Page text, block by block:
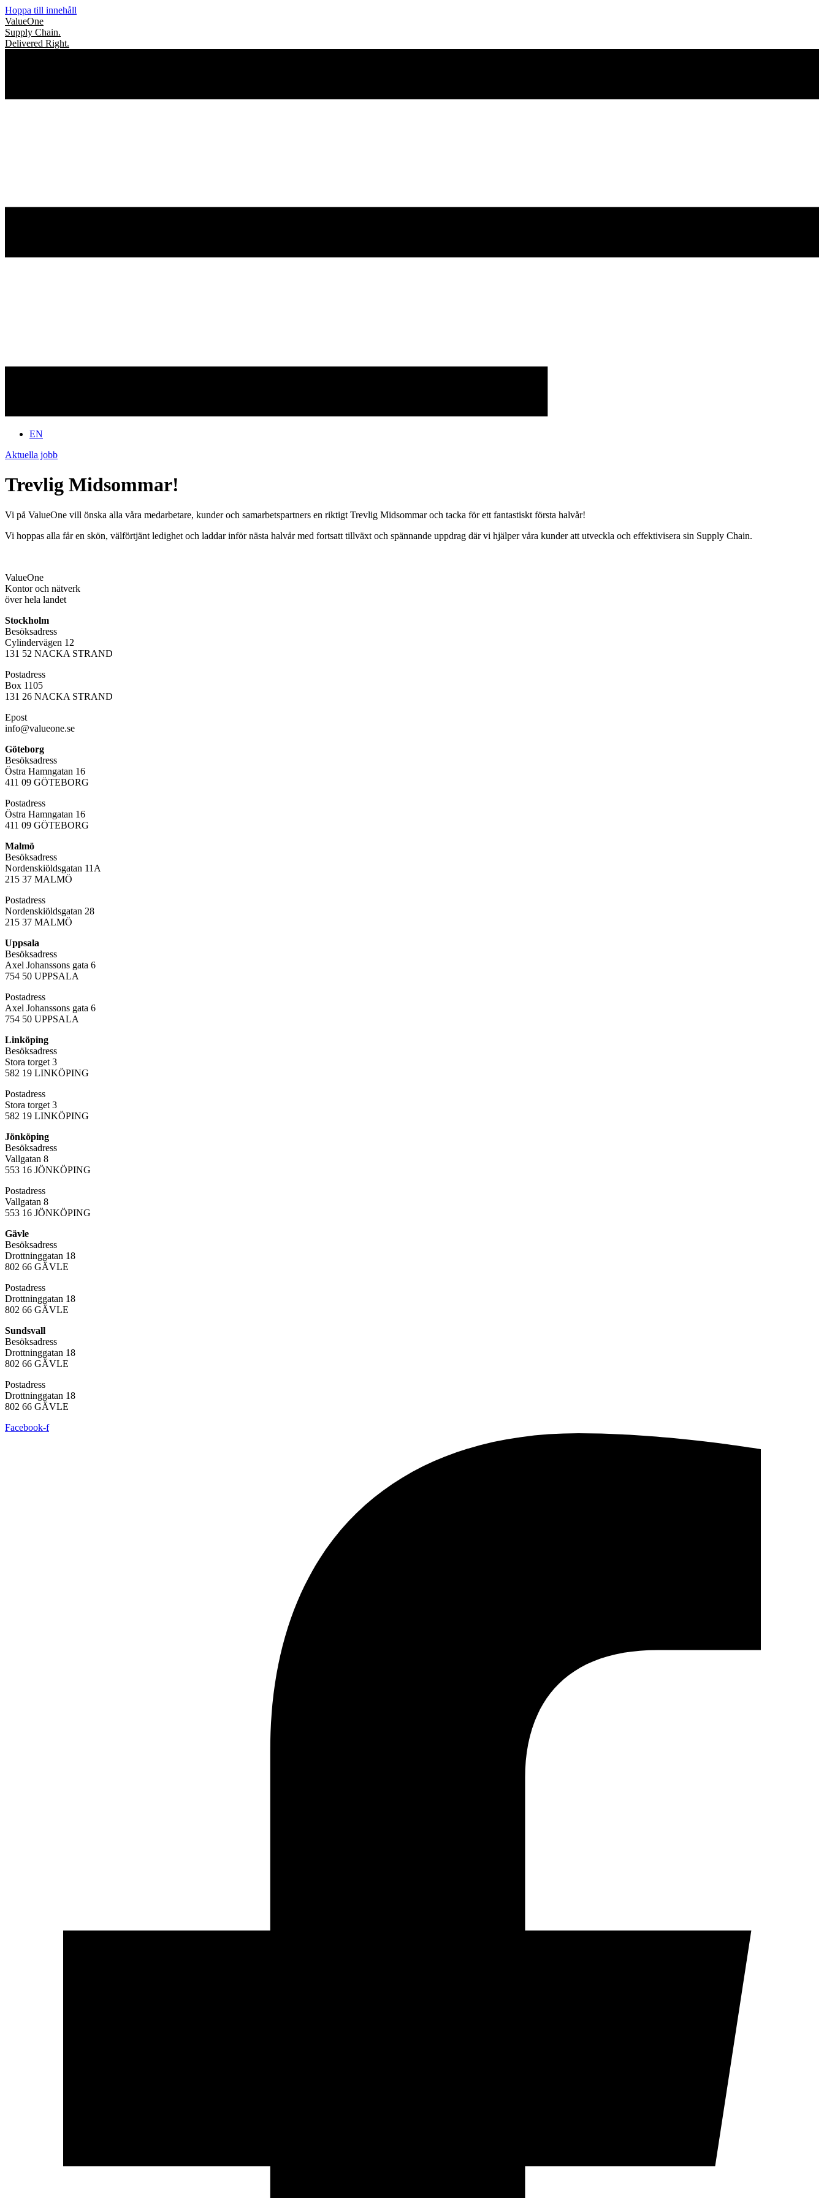
Hoppa till innehåll
ValueOne
Supply Chain.
Delivered Right.
EN
Aktuella jobb
Trevlig Midsommar!
Vi på ValueOne vill önska alla våra medarbetare, kunder och samarbetspartners en riktigt Trevlig Midsommar och tacka för ett fantastiskt första halvår!
Vi hoppas alla får en skön, välförtjänt ledighet och laddar inför nästa halvår med fortsatt tillväxt och spännande uppdrag där vi hjälper våra kunder att utveckla och effektivisera sin Supply Chain.
ValueOne
Kontor och nätverk
över hela landet
Stockholm
Besöksadress
Cylindervägen 12
131 52 NACKA STRAND
Postadress
Box 1105
131 26 NACKA STRAND
Epost
info@valueone.se
Göteborg
Besöksadress
Östra Hamngatan 16
411 09 GÖTEBORG
Postadress
Östra Hamngatan 16
411 09 GÖTEBORG
Malmö
Besöksadress
Nordenskiöldsgatan 11A
215 37 MALMÖ
Postadress
Nordenskiöldsgatan 28
215 37 MALMÖ
Uppsala
Besöksadress
Axel Johanssons gata 6
754 50 UPPSALA
Postadress
Axel Johanssons gata 6
754 50 UPPSALA
Linköping
Besöksadress
Stora torget 3
582 19 LINKÖPING
Postadress
Stora torget 3
582 19 LINKÖPING
Jönköping
Besöksadress
Vallgatan 8
553 16 JÖNKÖPING
Postadress
Vallgatan 8
553 16 JÖNKÖPING
Gävle
Besöksadress
Drottninggatan 18
802 66 GÄVLE
Postadress
Drottninggatan 18
802 66 GÄVLE
Sundsvall
Besöksadress
Drottninggatan 18
802 66 GÄVLE
Postadress
Drottninggatan 18
802 66 GÄVLE
Facebook-f